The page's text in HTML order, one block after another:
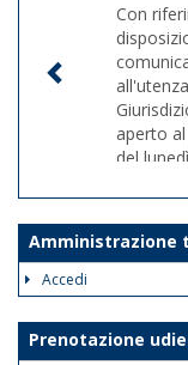
Con
aperto
del
ore 12.
avranno
al 30
al fine di
priorità
urgenti.
1/5
Amministrazione
Accedi
Prenotazione